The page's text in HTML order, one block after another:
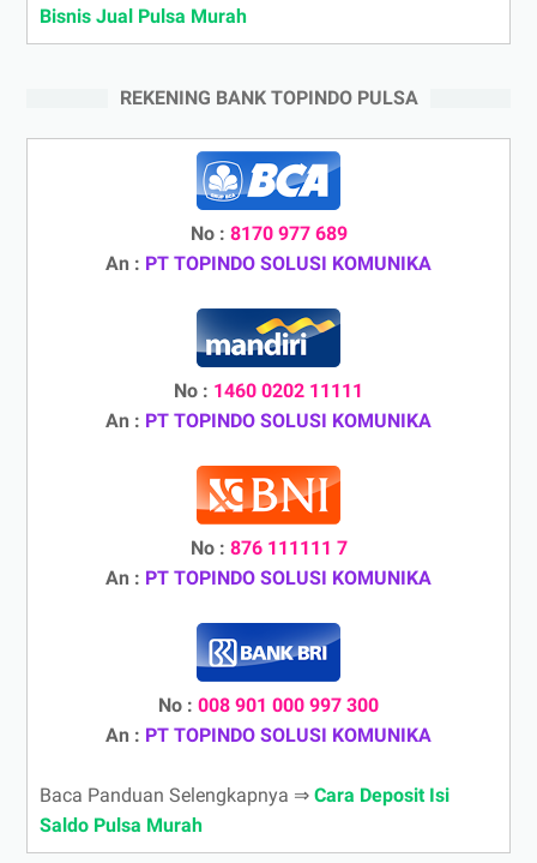
Bisnis Jual Pulsa Murah
REKENING BANK TOPINDO PULSA
No : 8170 977 689
An : PT TOPINDO SOLUSI KOMUNIKA
No : 1460 0202 11111
An : PT TOPINDO SOLUSI KOMUNIKA
No : 876 111111 7
An : PT TOPINDO SOLUSI KOMUNIKA
No : 008 901 000 997 300
An : PT TOPINDO SOLUSI KOMUNIKA
Baca Panduan Selengkapnya ⇒ Cara Deposit Isi
Saldo Pulsa Murah